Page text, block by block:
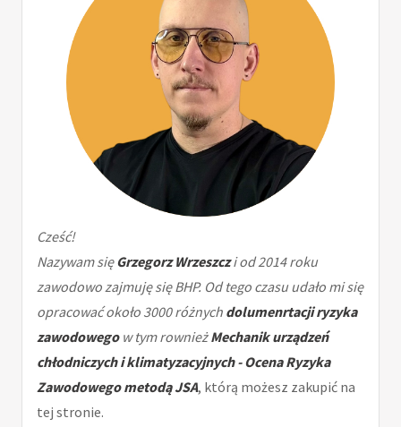
Cześć!
Nazywam sięGrzegorz Wrzeszczi od 2014 roku
zawodowo zajmuję się BHP. Od tego czasu udało mi się
opracować około 3000 różnych dolumenrtacji ryzyka
zawodowegow tym rownieżMechanik urządzeń
chłodniczych i klimatyzacyjnych - Ocena Ryzyka
Zawodowego metodą JSA, którą możesz zakupić na
tej stronie.